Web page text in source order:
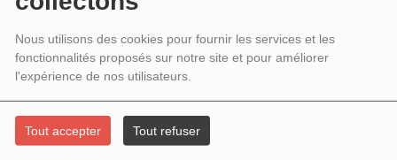
Nous utilisons des cookies pour fournir les services et les
fonctionnalités proposés sur notre site et pour améliorer
l'expérience de nos utilisateurs.
Tout accepter Tout refuser
AURÉLIE DU GROUPE AURÉLIE & VERIOCA ET JOSÉ
CRUZ.
L’émission Lusitania du 27 octobre a été animée par